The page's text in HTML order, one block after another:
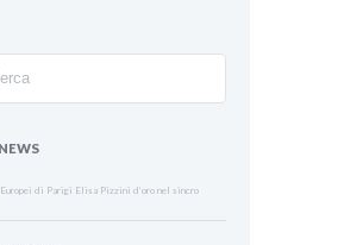
di Parigi Elisa Pizzini d’oro nel sincro